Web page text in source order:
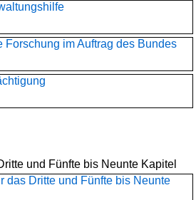
Forschung im Auftrag des Bundes
und Fünfte bis Neunte Kapitel
das Dritte und Fünfte bis Neunte